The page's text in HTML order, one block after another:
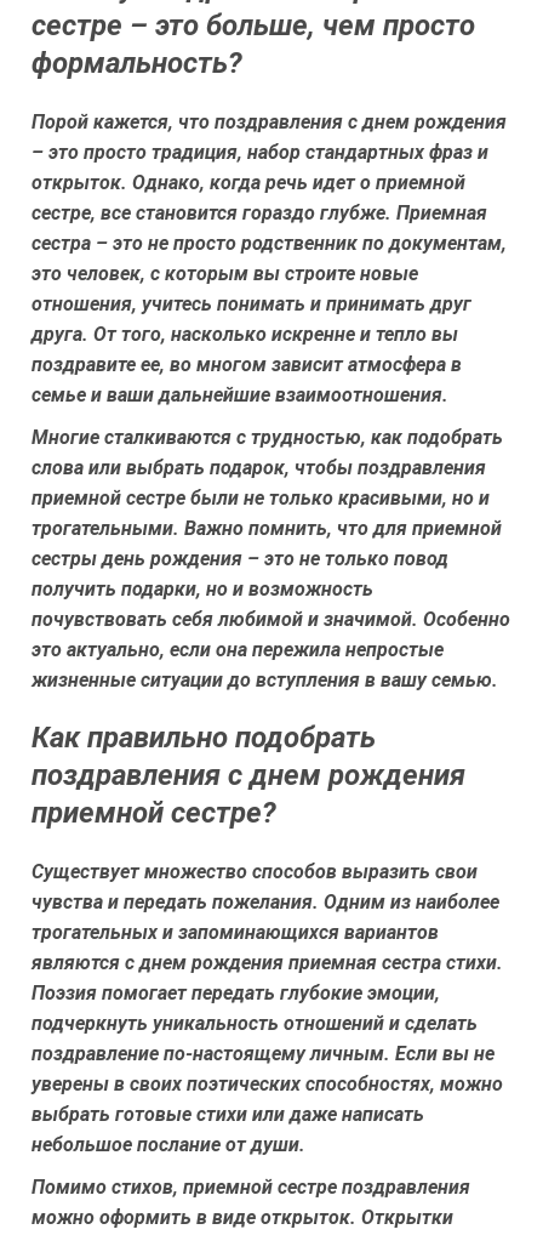
сестре – это больше, чем просто
формальность?
Порой кажется, что поздравления с днем рождения
– это просто традиция, набор стандартных фраз и
открыток. Однако, когда речь идет о приемной
сестре, все становится гораздо глубже. Приемная
сестра – это не просто родственник по документам,
это человек, с которым вы строите новые
отношения, учитесь понимать и принимать друг
друга. От того, насколько искренне и тепло вы
поздравите ее, во многом зависит атмосфера в
семье и ваши дальнейшие взаимоотношения.
Многие сталкиваются с трудностью, как подобрать
слова или выбрать подарок, чтобы поздравления
приемной сестре были не только красивыми, но и
трогательными. Важно помнить, что для приемной
сестры день рождения – это не только повод
получить подарки, но и возможность
почувствовать себя любимой и значимой. Особенно
это актуально, если она пережила непростые
жизненные ситуации до вступления в вашу семью.
Как правильно подобрать
поздравления с днем рождения
приемной сестре?
Существует множество способов выразить свои
чувства и передать пожелания. Одним из наиболее
трогательных и запоминающихся вариантов
являются с днем рождения приемная сестра стихи.
Поэзия помогает передать глубокие эмоции,
подчеркнуть уникальность отношений и сделать
поздравление по-настоящему личным. Если вы не
уверены в своих поэтических способностях, можно
выбрать готовые стихи или даже написать
небольшое послание от души.
Помимо стихов, приемной сестре поздравления
можно оформить в виде открыток. Открытки